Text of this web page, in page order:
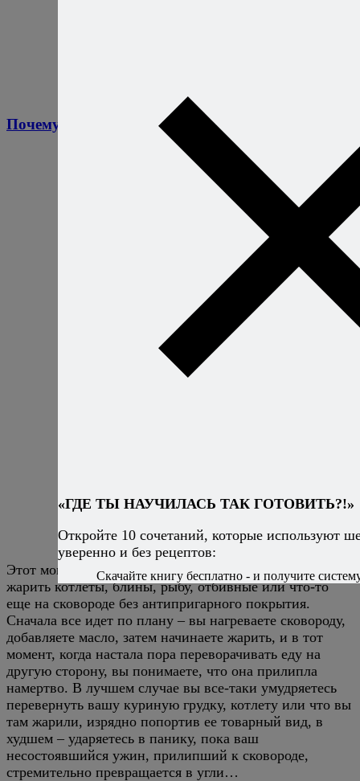
Почему еда прилипает к сковороде
Этот момент знаком всем, кто хотя бы раз пытался
жарить котлеты, блины, рыбу, отбивные или что-то
еще на сковороде без антипригарного покрытия.
Сначала все идет по плану – вы нагреваете сковороду,
добавляете масло, затем начинаете жарить, и в тот
момент, когда настала пора переворачивать еду на
другую сторону, вы понимаете, что она прилипла
намертво. В лучшем случае вы все-таки умудряетесь
перевернуть вашу куриную грудку, котлету или что вы
там жарили, изрядно попортив ее товарный вид, в
худшем – ударяетесь в панику, пока ваш
несостоявшийся ужин, прилипший к сковороде,
стремительно превращается в угли…
«ГДЕ ТЫ НАУЧИЛАСЬ ТАК ГОТОВИТЬ?!»
Откройте 10 сочетаний, которые используют
уверенно и без рецептов:
Скачайте книгу бесплатно - и получите